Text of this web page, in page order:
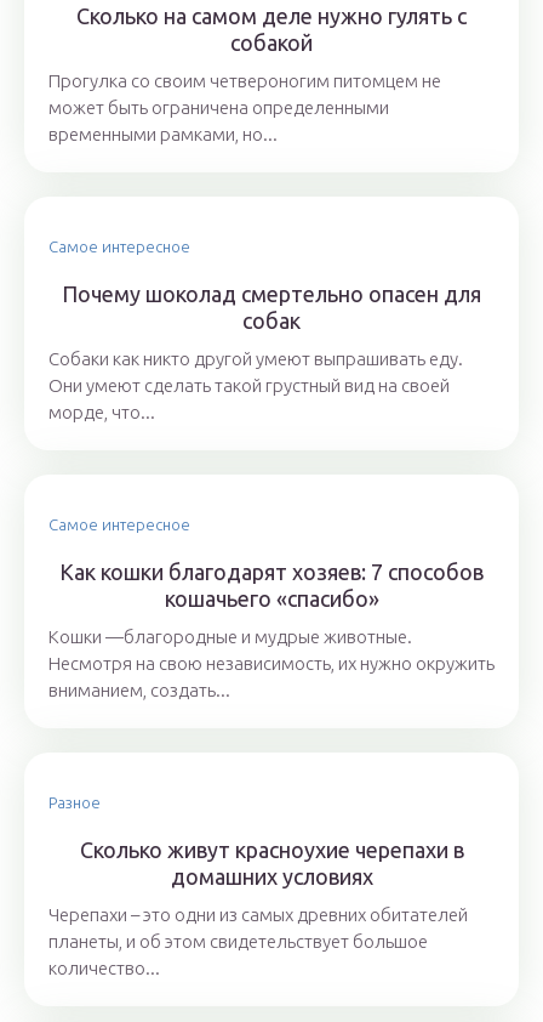
Сколько на самом деле нужно гулять с
собакой
Прогулка со своим четвероногим питомцем не
может быть ограничена определенными
временными рамками, но...
Самое интересное
Почему шоколад смертельно опасен для
собак
Собаки как никто другой умеют выпрашивать еду.
Они умеют сделать такой грустный вид на своей
морде, что...
Самое интересное
Как кошки благодарят хозяев: 7 способов
кошачьего «спасибо»
Кошки —благородные и мудрые животные.
Несмотря на свою независимость, их нужно окружить
вниманием, создать...
Разное
Сколько живут красноухие черепахи в
домашних условиях
Черепахи – это одни из самых древних обитателей
планеты, и об этом свидетельствует большое
количество...